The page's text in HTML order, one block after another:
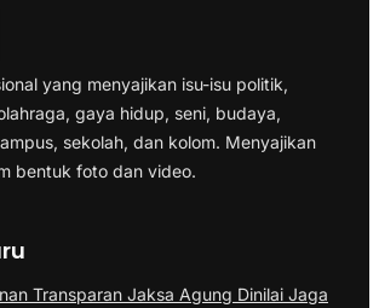
yang menyajikan isu-isu politik,
gaya hidup, seni, budaya,
sekolah, dan kolom. Menyajikan
bentuk foto dan video.
Transparan Jaksa Agung Dinilai Jaga